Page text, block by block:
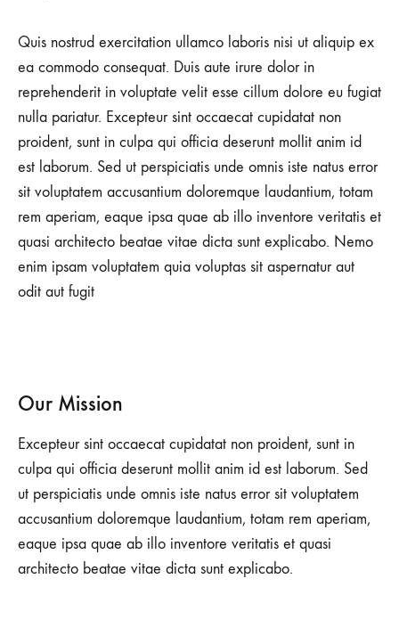
Quis nostrud exercitation ullamco laboris nisi ut aliquip ex
ea commodo consequat. Duis aute irure dolor in
reprehenderit in voluptate velit esse cillum dolore eu fugiat
nulla pariatur. Excepteur sint occaecat cupidatat non
proident, sunt in culpa qui officia deserunt mollit anim id
est laborum. Sed ut perspiciatis unde omnis iste natus error
sit voluptatem accusantium doloremque laudantium, totam
rem aperiam, eaque ipsa quae ab illo inventore veritatis et
quasi architecto beatae vitae dicta sunt explicabo. Nemo
enim ipsam voluptatem quia voluptas sit aspernatur aut
odit aut fugit
Our Mission
Excepteur sint occaecat cupidatat non proident, sunt in
culpa qui officia deserunt mollit anim id est laborum. Sed
ut perspiciatis unde omnis iste natus error sit voluptatem
accusantium doloremque laudantium, totam rem aperiam,
eaque ipsa quae ab illo inventore veritatis et quasi
architecto beatae vitae dicta sunt explicabo.